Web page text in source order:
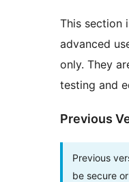
This section
advanced
only. They
testing and
Previous
Previous
be secure